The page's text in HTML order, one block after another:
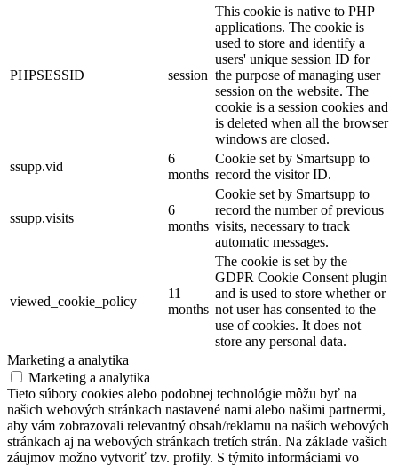
PHPSESSID session
This cookie is native to PHP
applications. The cookie is
used to store and identify a
users' unique session ID for
the purpose of managing user
session on the website. The
cookie is a session cookies and
is deleted when all the browser
windows are closed.
ssupp.vid
6
months
Cookie set by Smartsupp to
record the visitor ID.
ssupp.visits
6
months
Cookie set by Smartsupp to
record the number of previous
visits, necessary to track
automatic messages.
viewed_cookie_policy
11
months
The cookie is set by the
GDPR Cookie Consent plugin
and is used to store whether or
not user has consented to the
use of cookies. It does not
store any personal data.
Marketing a analytika
Marketing a analytika
Tieto súbory cookies alebo podobnej technológie môžu byť na
našich webových stránkach nastavené nami alebo našimi partnermi,
aby vám zobrazovali relevantný obsah/reklamu na našich webových
stránkach aj na webových stránkach tretích strán. Na základe vašich
záujmov možno vytvoriť tzv. profily. S týmito informáciami vo